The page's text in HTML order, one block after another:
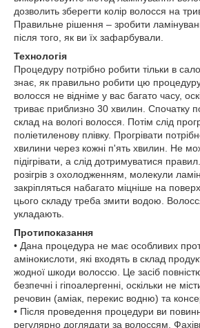
дозволить зберегти колір волосся на
Правильне рішення – зробити
після того, як ви їх зафарбували.
Технологія
Процедуру потрібно робити тільки в
знає, як правильно робити цю
волосся не відніме у вас багато часу,
триває приблизно 30 хвилин. Спочатку
склад на вологі волосся. Потім слід
поліетиленову плівку. Прогрівати
хвилини через кожні п'ять хвилин. Не
підігрівати, а слід дотримуватися
розігрів з охолодженням, молекули
закріпляться набагато міцніше на
цього складу треба змити водою.
укладають.
Протипоказання
• Дана процедура не має особливих
амінокислоти, які входять в склад
жодної шкоди волоссю. Це засіб
безпечні і гіпоалергенні, оскільки не
речовин (аміак, перекис водню) та
• Після проведення процедури ви
регулярно доглядати за волоссям.